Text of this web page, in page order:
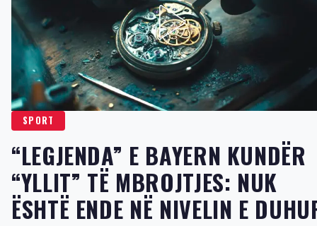
SPORT
“LEGJENDA” E BAYERN KUNDËR
“YLLIT” TË MBROJTJES: NUK
ËSHTË ENDE NË NIVELIN E